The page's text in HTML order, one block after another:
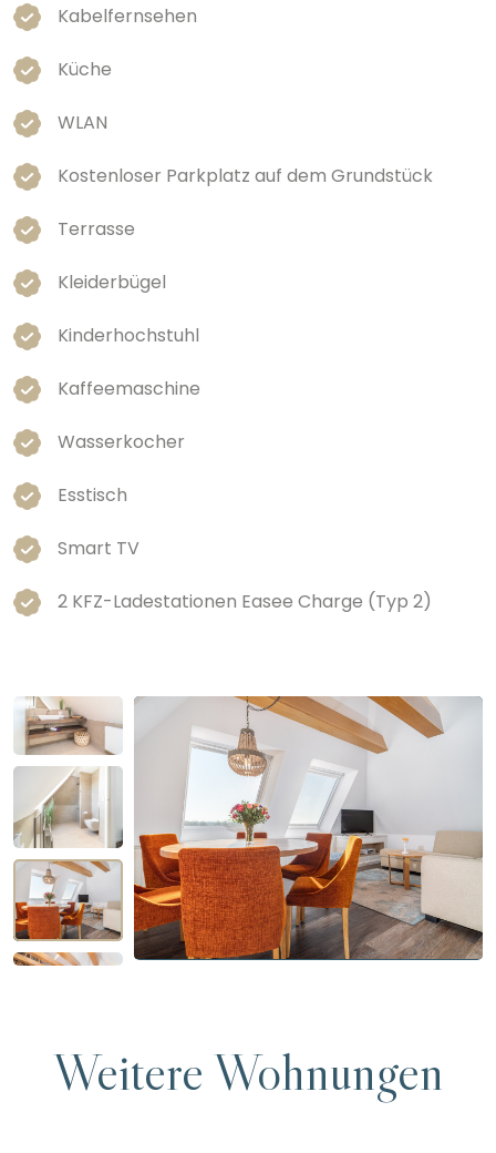
Kabelfernsehen
Küche
WLAN
Kostenloser Parkplatz auf dem Grundstück
Terrasse
Kleiderbügel
Kinderhochstuhl
Kaffeemaschine
Wasserkocher
Esstisch
Smart TV
2 KFZ-Ladestationen Easee Charge (Typ 2)
Weitere Wohnungen